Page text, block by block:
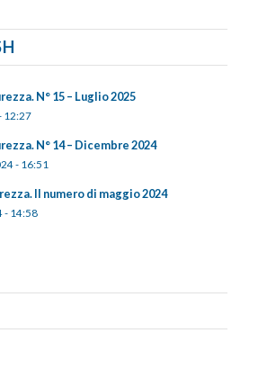
N° 15 – Luglio 2025
12:27
N° 14 – Dicembre 2024
- 16:51
Il numero di maggio 2024
- 14:58